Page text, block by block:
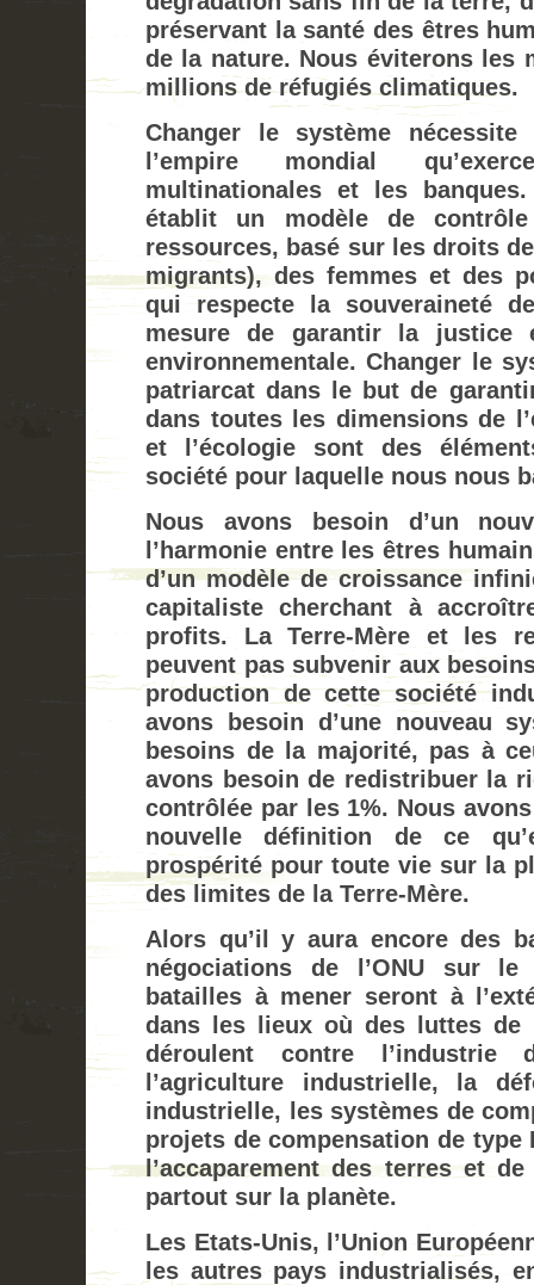
préservant la santé des êtres
de la nature. Nous éviterons les
millions de réfugiés climatiques.
Changer le système
l’empire mondial
multinationales et les
établit un modèle de
ressources, basé sur les droits
migrants), des femmes et des
qui respecte la souveraineté
mesure de garantir la justice
environnementale. Changer le
patriarcat dans le but de
dans toutes les dimensions de
et l’écologie sont des
société pour laquelle nous nous
Nous avons besoin d’un
l’harmonie entre les êtres
d’un modèle de croissance
capitaliste cherchant à
profits. La Terre-Mère et les
peuvent pas subvenir aux
production de cette société
avons besoin d’une nouveau
besoins de la majorité, pas à
avons besoin de redistribuer la
contrôlée par les 1%. Nous
nouvelle définition de ce
prospérité pour toute vie sur la
des limites de la Terre-Mère.
Alors qu’il y aura encore des
négociations de l’ONU sur
batailles à mener seront à
dans les lieux où des luttes de
déroulent contre l’industrie
l’agriculture industrielle, la
industrielle, les systèmes de
projets de compensation de type
l’accaparement des terres et
partout sur la planète.
Les Etats-Unis, l’Union
les autres pays industrialisés,